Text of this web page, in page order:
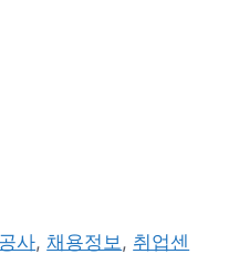
사,채용정보, 취업센